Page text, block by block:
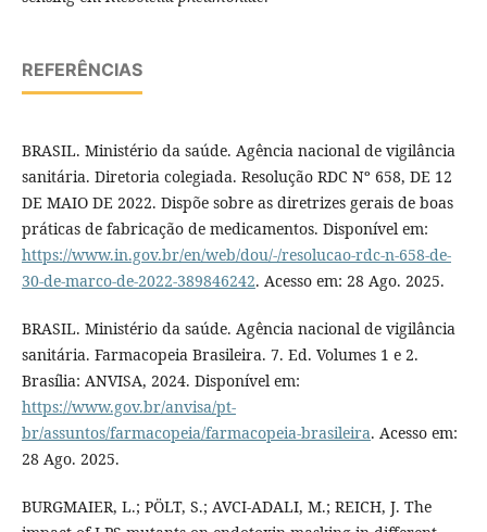
REFERÊNCIAS
BRASIL. Ministério da saúde. Agência nacional de vigilância
sanitária. Diretoria colegiada. Resolução RDC Nº 658, DE 12
DE MAIO DE 2022. Dispõe sobre as diretrizes gerais de boas
práticas de fabricação de medicamentos. Disponível em:
https://www.in.gov.br/en/web/dou/-/resolucao-rdc-n-658-de-
30-de-marco-de-2022-389846242. Acesso em: 28 Ago. 2025.
BRASIL. Ministério da saúde. Agência nacional de vigilância
sanitária. Farmacopeia Brasileira. 7. Ed. Volumes 1 e 2.
Brasília: ANVISA, 2024. Disponível em:
https://www.gov.br/anvisa/pt-
br/assuntos/farmacopeia/farmacopeia-brasileira. Acesso em:
28 Ago. 2025.
BURGMAIER, L.; PÖLT, S.; AVCI-ADALI, M.; REICH, J. The